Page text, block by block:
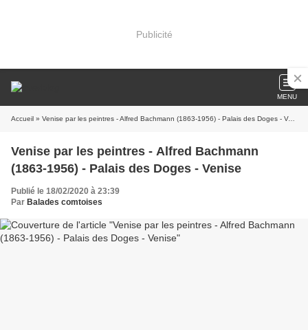
Publicité
MENU
Accueil » Venise par les peintres - Alfred Bachmann (1863-1956) - Palais des Doges - Venise
Venise par les peintres - Alfred Bachmann
(1863-1956) - Palais des Doges - Venise
Publié le 18/02/2020 à 23:39
Par Balades comtoises